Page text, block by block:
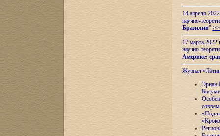
14 апреля
научно-
Бразилии"
17 марта 2022
научно-
Америке:
Журнал
Эрнан